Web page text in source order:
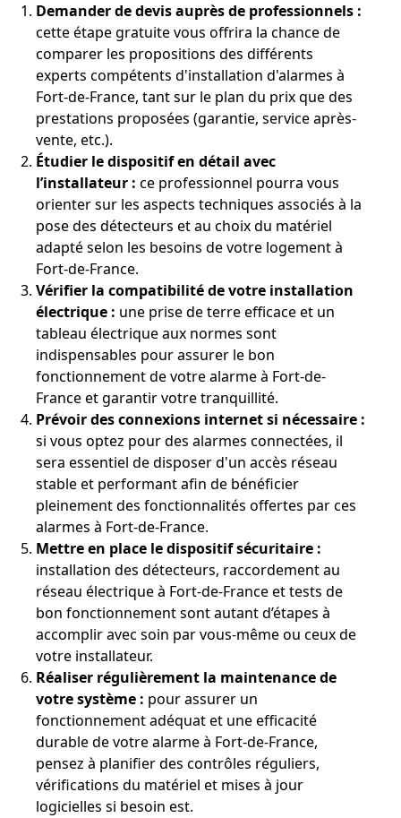
Demander de devis auprès de professionnels :
cette étape gratuite vous offrira la chance de
comparer les propositions des différents
experts compétents d'installation d'alarmes à
Fort-de-France, tant sur le plan du prix que des
prestations proposées (garantie, service après-
vente, etc.).
Étudier le dispositif en détail avec
l’installateur : ce professionnel pourra vous
orienter sur les aspects techniques associés à la
pose des détecteurs et au choix du matériel
adapté selon les besoins de votre logement à
Fort-de-France.
Vérifier la compatibilité de votre installation
électrique : une prise de terre efficace et un
tableau électrique aux normes sont
indispensables pour assurer le bon
fonctionnement de votre alarme à Fort-de-
France et garantir votre tranquillité.
Prévoir des connexions internet si nécessaire :
si vous optez pour des alarmes connectées, il
sera essentiel de disposer d'un accès réseau
stable et performant afin de bénéficier
pleinement des fonctionnalités offertes par ces
alarmes à Fort-de-France.
Mettre en place le dispositif sécuritaire :
installation des détecteurs, raccordement au
réseau électrique à Fort-de-France et tests de
bon fonctionnement sont autant d’étapes à
accomplir avec soin par vous-même ou ceux de
votre installateur.
Réaliser régulièrement la maintenance de
votre système : pour assurer un
fonctionnement adéquat et une efficacité
durable de votre alarme à Fort-de-France,
pensez à planifier des contrôles réguliers,
vérifications du matériel et mises à jour
logicielles si besoin est.